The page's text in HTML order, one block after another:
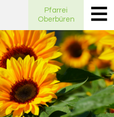
Pfarrei
Oberbüren